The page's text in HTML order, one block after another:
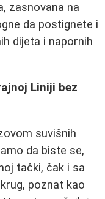
zasnovana na
da postignete i
dijeta i napornih
Liniji bez
suvišnih
da biste se,
tački, čak i sa
poznat kao